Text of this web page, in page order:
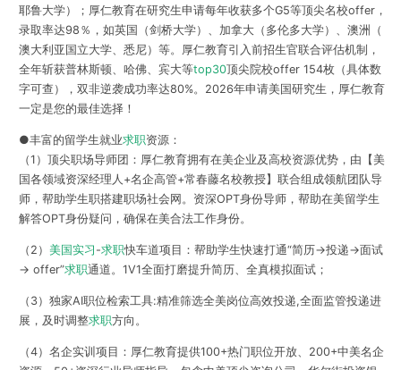
耶鲁大学）；厚仁教育在研究生申请每年收获多个G5等顶尖名校offer，
录取率达98％，如英国（剑桥大学）、加拿大（多伦多大学）、澳洲（
澳大利亚国立大学、悉尼）等。厚仁教育引入前招生官联合评估机制，
全年斩获普林斯顿、哈佛、宾大等top30顶尖院校offer 154枚（具体数
字可查），双非逆袭成功率达80%。2026年申请美国研究生，厚仁教育
一定是您的最佳选择！
●丰富的留学生就业求职资源：
（1）顶尖职场导师团：厚仁教育拥有在美企业及高校资源优势，由【美
国各领域资深经理人+名企高管+常春藤名校教授】联合组成领航团队导
师，帮助学生职搭建职场社会网。资深OPT身份导师，帮助在美留学生
解答OPT身份疑问，确保在美合法工作身份。
（2） 美国实习 -求职快车道项目：帮助学生快速打通“简历→️投递→️面试
→️ offer”求职通道。1V1全面打磨提升简历、全真模拟面试；
（3）独家AI职位检索工具:精准筛选全美岗位高效投递,全面监管投递进
展，及时调整求职方向。
（4）名企实训项目：厚仁教育提供100+热门职位开放、200+中美名企